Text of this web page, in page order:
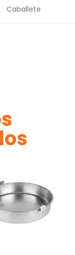
Caballete